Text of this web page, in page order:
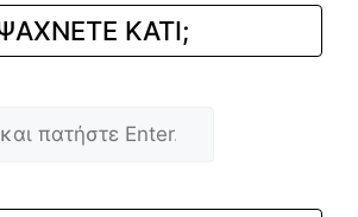
ΚΑΤΙ;